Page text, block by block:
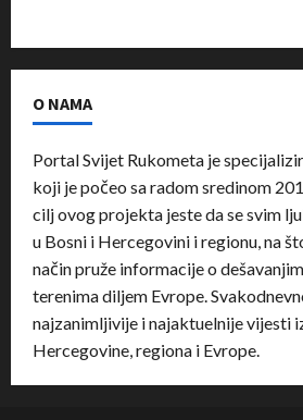
O NAMA
Portal Svijet Rukometa je
koji je počeo sa radom sredinom
cilj ovog projekta jeste da se svim
u Bosni i Hercegovini i regionu, na
način pruže informacije o
terenima diljem Evrope.
najzanimljivije i najaktuelnije vijesti
Hercegovine, regiona i Evrope.